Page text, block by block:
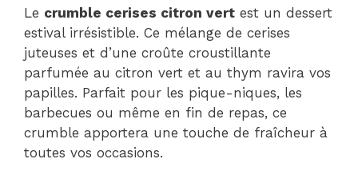
Le crumble cerises citron vert est un dessert
estival irrésistible. Ce mélange de cerises
juteuses et d’une croûte croustillante
parfumée au citron vert et au thym ravira vos
papilles. Parfait pour les pique-niques, les
barbecues ou même en fin de repas, ce
crumble apportera une touche de fraîcheur à
toutes vos occasions.